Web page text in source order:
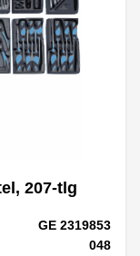
207-tlg
GE 2319853
048